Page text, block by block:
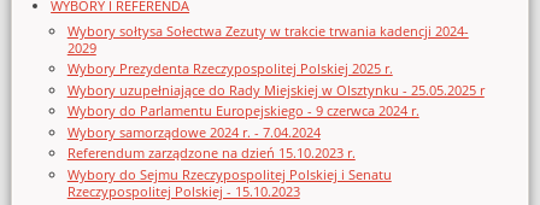
WYBORY I REFERENDA
Wybory sołtysa Sołectwa Zezuty w trakcie trwania kadencji 2024-
2029
Wybory Prezydenta Rzeczypospolitej Polskiej 2025 r.
Wybory uzupełniające do Rady Miejskiej w Olsztynku - 25.05.2025 r
Wybory do Parlamentu Europejskiego - 9 czerwca 2024 r.
Wybory samorządowe 2024 r. - 7.04.2024
Referendum zarządzone na dzień 15.10.2023 r.
Wybory do Sejmu Rzeczypospolitej Polskiej i Senatu
Rzeczypospolitej Polskiej - 15.10.2023